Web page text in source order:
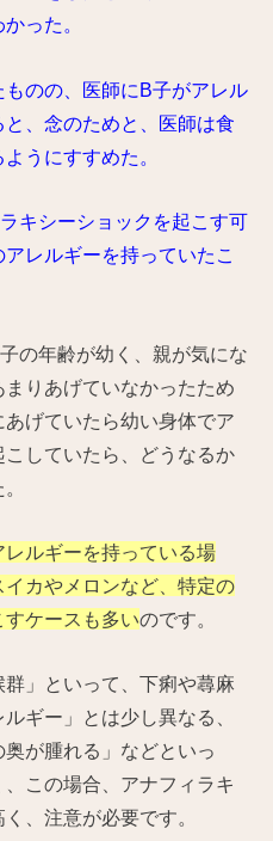
った。
ものの、医師にB子がアレル
、念のためと、医師は食
うにすすめた。
キシーショックを起こす可
レルギーを持っていたこ
の年齢が幼く、親が気にな
りあげていなかったため
げていたら幼い身体でア
していたら、どうなるか
ルギーを持っている場
カやメロンなど、特定の
すケースも多いのです。
」といって、下痢や蕁麻
ギー」とは少し異なる、
奥が腫れる」などといっ
この場合、アナフィラキ
、注意が必要です。